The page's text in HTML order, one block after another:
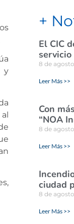
y
+
El CIC
servicio
8 de
Leer Más >>
Con
“NOA
8 de
Leer Más >>
ciudad
8 de
Leer Más >>